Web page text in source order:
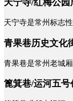
天宁寺/红梅公园
天宁寺是常州标志
青果巷历史文化
青果巷是常州老城
篦箕巷/运河五号